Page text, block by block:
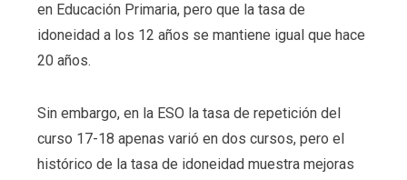
en Educación Primaria, pero que la tasa de
idoneidad a los 12 años se mantiene igual que hace
20 años.
Sin embargo, en la ESO la tasa de repetición del
curso 17-18 apenas varió en dos cursos, pero el
histórico de la tasa de idoneidad muestra mejoras